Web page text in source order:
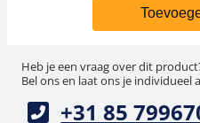
Heb je een vraag over dit
Bel ons en laat ons je individueel
+31 85